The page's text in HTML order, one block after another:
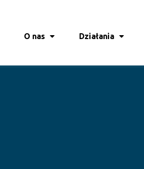
O nas Działania